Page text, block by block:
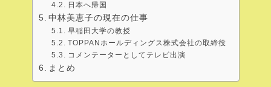
日本へ帰国
中林美恵子の現在の仕事
早稲田大学の教授
TOPPANホールディングス株式会社の取締役
コメンテーターとしてテレビ出演
まとめ